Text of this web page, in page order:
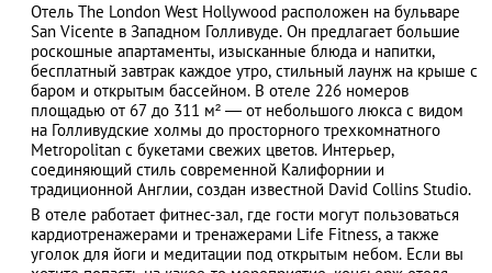
Отель The London West Hollywood расположен на бульваре
San Vicente в Западном Голливуде. Он предлагает большие
роскошные апартаменты, изысканные блюда и напитки,
бесплатный завтрак каждое утро, стильный лаунж на крыше с
баром и открытым бассейном. В отеле 226 номеров
площадью от 67 до 311 м² ― от небольшого люкса с видом
на Голливудские холмы до просторного трехкомнатного
Metropolitan с букетами свежих цветов. Интерьер,
соединяющий стиль современной Калифорнии и
традиционной Англии, создан известной David Collins Studio.
В отеле работает фитнес-зал, где гости могут пользоваться
кардиотренажерами и тренажерами Life Fitness, а также
уголок для йоги и медитации под открытым небом. Если вы